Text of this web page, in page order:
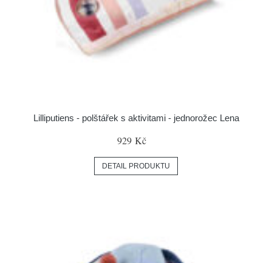
Lilliputiens - polštářek s aktivitami - jednorožec Lena
929 Kč
DETAIL PRODUKTU